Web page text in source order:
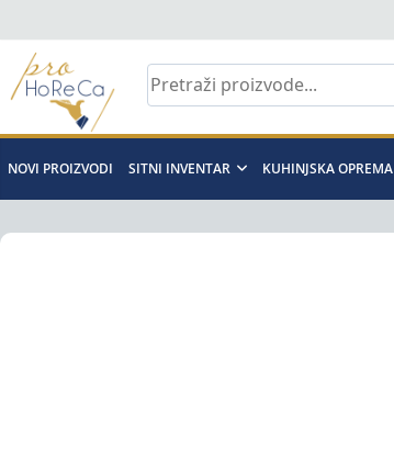
to
content
Pro
Horeca
d.o.o
NOVI PROIZVODI SITNI INVENTAR KUHINJSKA OPREMA